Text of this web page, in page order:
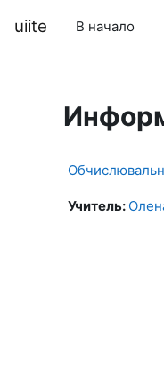
uiite В начало
Учитель: